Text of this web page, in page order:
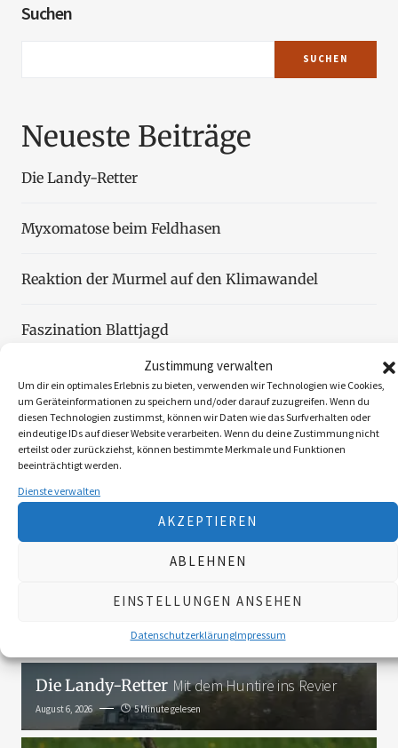
Zustimmung verwalten
Um dir ein optimales Erlebnis zu bieten, verwenden wir Technologien wie Cookies,
um Geräteinformationen zu speichern und/oder darauf zuzugreifen. Wenn du
diesen Technologien zustimmst, können wir Daten wie das Surfverhalten oder
eindeutige IDs auf dieser Website verarbeiten. Wenn du deine Zustimmung nicht
erteilst oder zurückziehst, können bestimmte Merkmale und Funktionen
beeinträchtigt werden.
Dienste verwalten
AKZEPTIEREN
ABLEHNEN
EINSTELLUNGEN ANSEHEN
DatenschutzerklärungImpressum
Suchen
SUCHEN
Neueste Beiträge
Die Landy-Retter
Myxomatose beim Feldhasen
Reaktion der Murmel auf den Klimawandel
Faszination Blattjagd
Wildzählung aus der Luft
Folgen Sie uns
3K
Die Landy-Retter Mit dem Huntire ins Revier
August 6, 2026 5 Minute gelesen